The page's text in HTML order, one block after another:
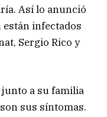
Así lo anunció
están infectados
Sergio Rico y
a su familia
sus síntomas.